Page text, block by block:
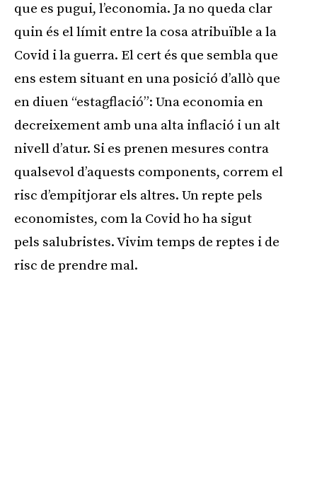
que es pugui, l’economia. Ja no queda clar
quin és el límit entre la cosa atribuïble a la
Covid i la guerra. El cert és que sembla que
ens estem situant en una posició d’allò que
en diuen “estagflació”: Una economia en
decreixement amb una alta inflació i un alt
nivell d’atur. Si es prenen mesures contra
qualsevol d’aquests components, correm el
risc d’empitjorar els altres. Un repte pels
economistes, com la Covid ho ha sigut
pels salubristes. Vivim temps de reptes i de
risc de prendre mal.